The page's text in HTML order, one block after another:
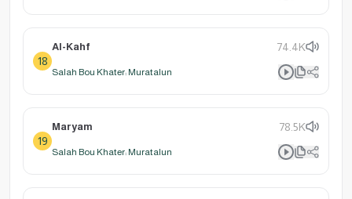
18
Al-Kahf 74.4K
Salah Bou Khater: Muratalun
19
Maryam 78.5K
Salah Bou Khater: Muratalun